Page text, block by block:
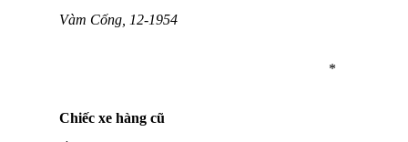
Vàm Cống, 12-1954
*
Chiếc xe hàng cũ